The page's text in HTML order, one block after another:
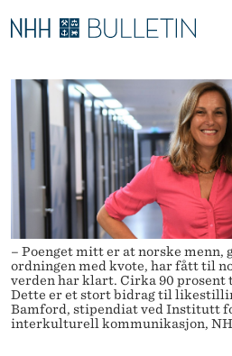
N
O
R
M
E
N
N
O
V
E
D
M
E
N
Y
Ø
K
N
Stipendiater og nye
Disputaser
Ekspertutvalg
Om Bulletin
– Poenget mitt er at norske menn,
ordningen med kvote, har fått til
verden har klart. Cirka 90
Dette er et stort bidrag til
Bamford, stipendiat ved Institutt
interkulturell kommunikasjon,